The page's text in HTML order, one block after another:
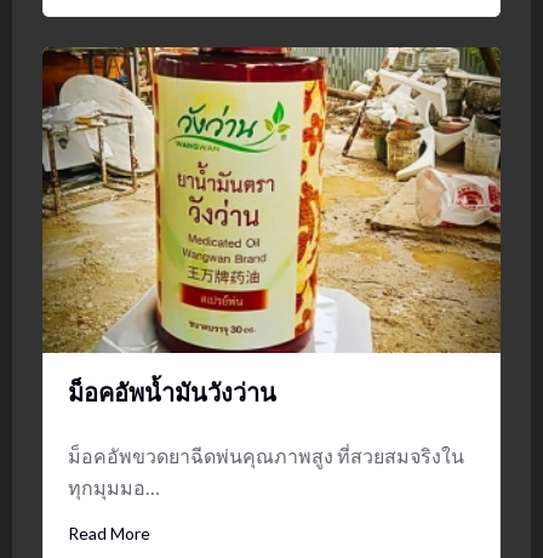
ม็อคอัพน้ำมันวังว่าน
ม็อคอัพขวดยาฉีดพ่นคุณภาพสูง ที่สวยสมจริงใน
ทุกมุมมอ…
Read More